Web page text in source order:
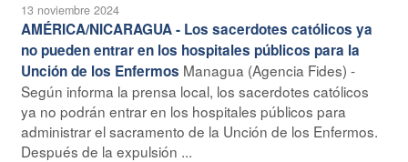
13 noviembre 2024
AMÉRICA/NICARAGUA - Los sacerdotes católicos ya
no pueden entrar en los hospitales públicos para la
Unción de los Enfermos Managua (Agencia Fides) -
Según informa la prensa local, los sacerdotes católicos
ya no podrán entrar en los hospitales públicos para
administrar el sacramento de la Unción de los Enfermos.
Después de la expulsión ...